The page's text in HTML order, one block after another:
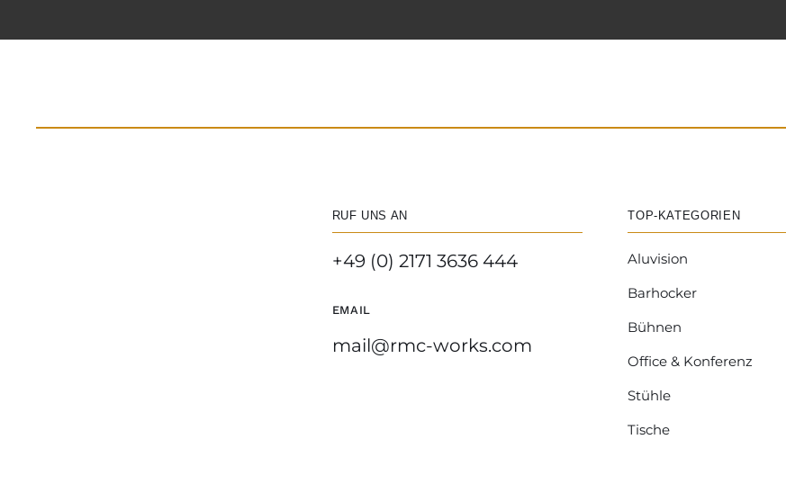
RUF UNS AN
+49 (0) 2171 3636 444
EMAIL
mail@rmc-works.com
TOP-KATEGORIEN
Aluvision
Barhocker
Bühnen
Office & Konferenz
Stühle
Tische